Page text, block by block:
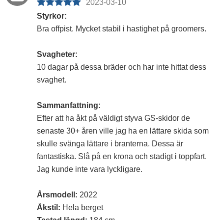
2023-03-10
Styrkor:
Bra offpist. Mycket stabil i hastighet på groomers.
Svagheter:
10 dagar på dessa bräder och har inte hittat dess
svaghet.
Sammanfattning:
Efter att ha åkt på väldigt styva GS-skidor de
senaste 30+ åren ville jag ha en lättare skida som
skulle svänga lättare i branterna. Dessa är
fantastiska. Slå på en krona och stadigt i toppfart.
Jag kunde inte vara lyckligare.
Årsmodell: 2022
Åkstil: Hela berget